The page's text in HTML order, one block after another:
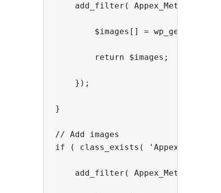
add_filter(
$images[] =
        return $images;
    });
}
// Add images
if ( class_exists(
add_filter(